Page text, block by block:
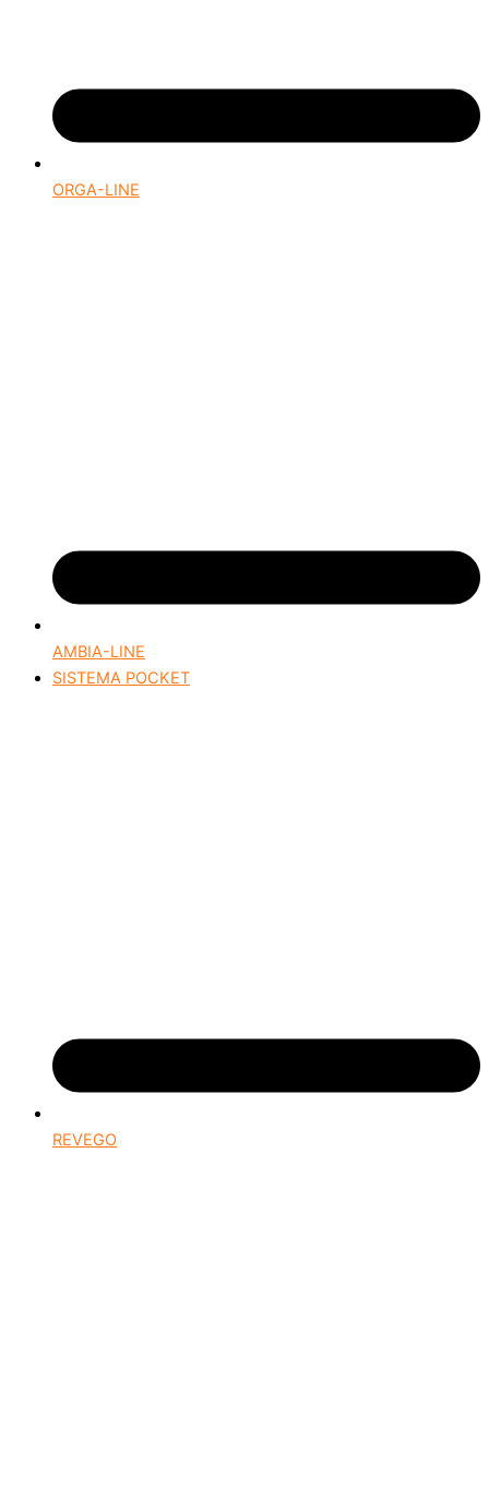
ORGA-LINE
AMBIA-LINE
SISTEMA POCKET
REVEGO